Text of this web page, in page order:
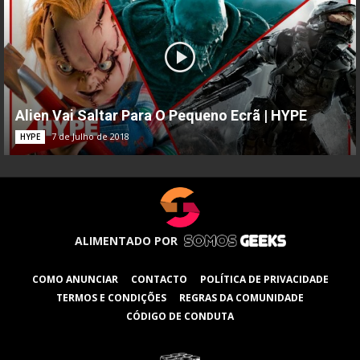
Alien Vai Saltar Para O Pequeno Ecrã | HYPE
HYPE 7 de Julho de 2018
ALIMENTADO POR
COMO ANUNCIAR CONTACTO
POLÍTICA DE PRIVACIDADE
TERMOS E CONDIÇÕES
REGRAS DA COMUNIDADE
CÓDIGO DE CONDUTA